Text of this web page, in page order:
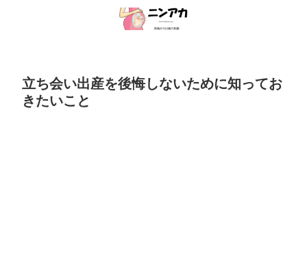
立ち会い出産を後悔しないために知ってお
きたいこと